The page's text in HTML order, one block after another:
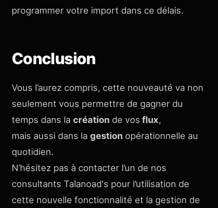
programmer votre import dans ce délais.
Conclusion
Vous l’aurez compris, cette nouveauté va non
seulement vous permettre de gagner du
temps dans la création de vos flux,
mais aussi dans la gestion opérationnelle au
quotidien.
N’hésitez pas à contacter l’un de nos
consultants Talanoad's pour l’utilisation de
cette nouvelle fonctionnalité et la gestion de